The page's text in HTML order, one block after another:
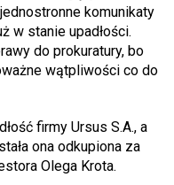
komunikaty
w stanie upadłości.
do prokuratury, bo
wątpliwości co do
firmy Ursus S.A., a
ona odkupiona za
Olega Krota.